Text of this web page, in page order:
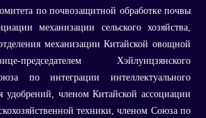
по почвозащитной обработке почвы
механизации сельского хозяйства,
механизации Китайской овощной
председателем Хэйлунцзянского
по интеграции интеллектуального
удобрений, членом Китайской ассоциации
техники, членом Союза по